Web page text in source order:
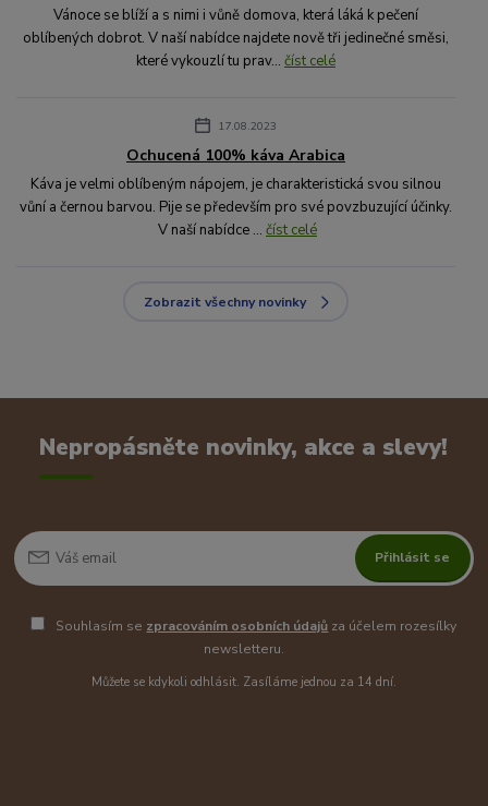
Vánoce se blíží a s nimi i vůně domova, která láká k pečení
oblíbených dobrot. V naší nabídce najdete nově tři jedinečné směsi,
které vykouzlí tu prav... číst celé
17.08.2023
Ochucená 100% káva Arabica
Káva je velmi oblíbeným nápojem, je charakteristická svou silnou
vůní a černou barvou. Pije se především pro své povzbuzující účinky.
V naší nabídce ... číst celé
Zobrazit všechny novinky
Nepropásněte novinky, akce a slevy!
Přihlásit se
Souhlasím se zpracováním osobních údajů za účelem rozesílky
newsletteru.
Můžete se kdykoli odhlásit. Zasíláme jednou za 14 dní.